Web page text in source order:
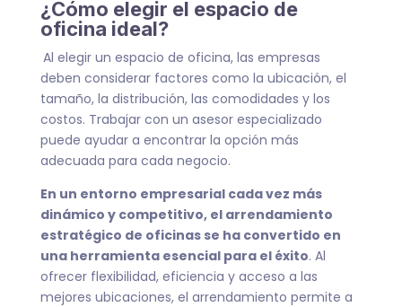
¿Cómo elegir el espacio de
oficina ideal?
Al elegir un espacio de oficina, las empresas
deben considerar factores como la ubicación, el
tamaño, la distribución, las comodidades y los
costos. Trabajar con un asesor especializado
puede ayudar a encontrar la opción más
adecuada para cada negocio.
En un entorno empresarial cada vez más
dinámico y competitivo, el arrendamiento
estratégico de oficinas se ha convertido en
una herramienta esencial para el éxito. Al
ofrecer flexibilidad, eficiencia y acceso a las
mejores ubicaciones, el arrendamiento permite a